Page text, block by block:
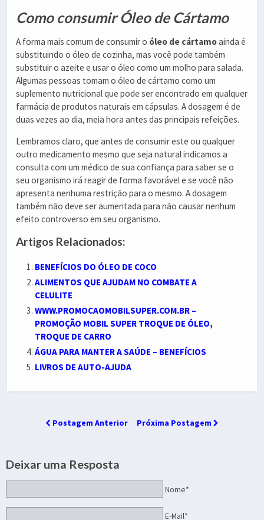
Como consumir Óleo de Cártamo
A forma mais comum de consumir o óleo de cártamoainda é
substituindo o óleo de cozinha, mas você pode também
substituir o azeite e usar o óleo como um molho para salada.
Algumas pessoas tomam o óleo de cártamo como um
suplemento nutricional que pode ser encontrado em qualquer
farmácia de produtos naturais em cápsulas. A dosagem é de
duas vezes ao dia, meia hora antes das principais refeições.
Lembramos claro, que antes de consumir este ou qualquer
outro medicamento mesmo que seja natural indicamos a
consulta com um médico de sua confiança para saber se o
seu organismo irá reagir de forma favorável e se você não
apresenta nenhuma restrição para o mesmo. A dosagem
também não deve ser aumentada para não causar nenhum
efeito controverso em seu organismo.
Artigos Relacionados:
BENEFÍCIOS DO ÓLEO DE COCO
ALIMENTOS QUE AJUDAM NO COMBATE A
CELULITE
WWW.PROMOCAOMOBILSUPER.COM.BR –
PROMOÇÃO MOBIL SUPER TROQUE DE ÓLEO,
TROQUE DE CARRO
ÁGUA PARA MANTER A SAÚDE – BENEFÍCIOS
LIVROS DE AUTO-AJUDA
Postagem Anterior Próxima Postagem
Deixar uma Resposta
Nome*
E-Mail*